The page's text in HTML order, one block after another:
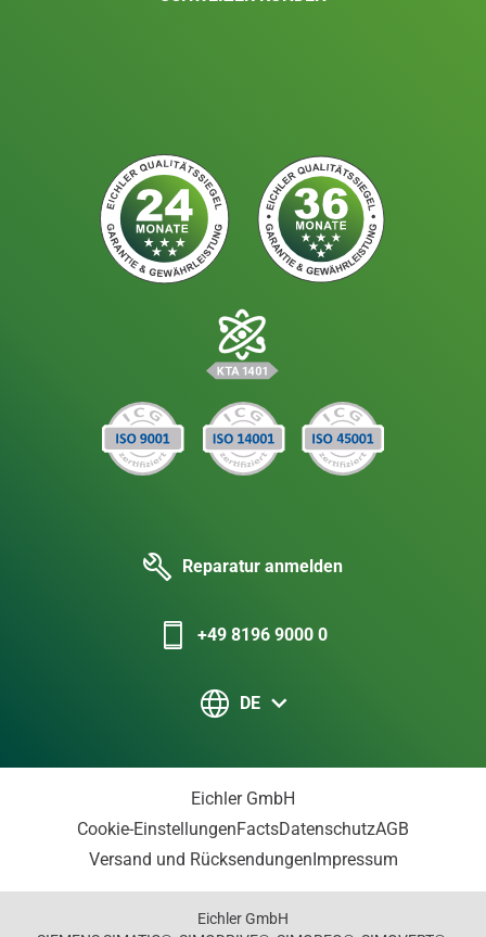
Reparatur anmelden
+49 8196 9000 0
DE
Eichler GmbH
Cookie-EinstellungenFactsDatenschutzAGB
Versand und RücksendungenImpressum
Eichler GmbH